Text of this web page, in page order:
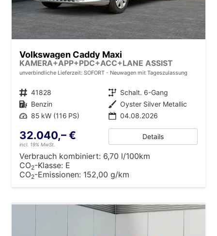
Volkswagen Caddy Maxi
KAMERA+APP+PDC+ACC+LANE ASSIST
unverbindliche Lieferzeit: SOFORT Neuwagen mit Tageszulassung
Fahrzeugnr. 41828 Getriebe Schalt. 6-Gang
Kraftstoff Benzin Außenfarbe Oyster Silver Metallic
Leistung 85 kW (116 PS) 04.08.2026
32.040,– €
incl. 19% MwSt.
Details
Verbrauch kombiniert: 6,70 l/100km
CO2-Klasse: E
CO2-Emissionen: 152,00 g/km